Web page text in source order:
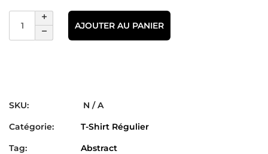
AJOUTER AU PANIER
SKU:
N / A
Catégorie:
T-Shirt Régulier
Tag:
Abstract